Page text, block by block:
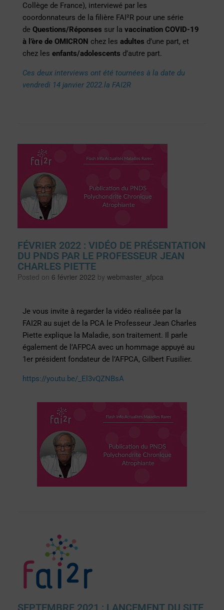
Collège de France), interviewé par les
coordonnateurs de la filière FAI²R pour une série
de Questions/Réponses sur la vaccination COVID-19
à l’ère de OMICRON chez les adultes d’une part, et
chez les enfants/adolescents d’autre part.
Ces deux interviews ont été tournées à la date du
vendredi 14 janvier 2022.la FAI2R
FÉVRIER 2022 : VIDÉO DE PRÉSENTATION
DU PNDS PAR LE PROFESSEUR JEAN
CHARLES PIETTE
Posted on 6 février 2022 by webmaster_afpca
Je vous invite à regarder la vidéo réalisée par la
FAI2R au sujet de la PCA le Professeur Jean Charles
Piette explique la Maladie, son traitement. Il parle
également de l’AFPCA avec un hommage appuyé au
1er président fondateur de l’AFPCA, Gilbert Fusilier.
https://youtu.be/_El3vQZNBsA